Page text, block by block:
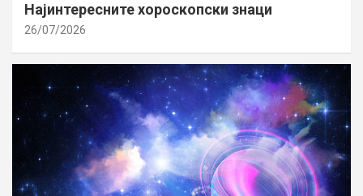
Најинтересните хороскопски знаци
26/07/2026